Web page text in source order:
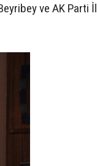
ve AK Parti İl